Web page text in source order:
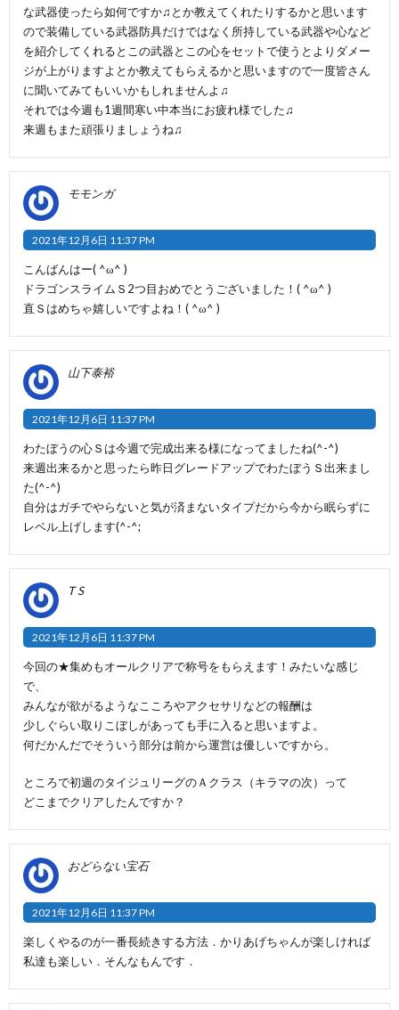
な武器使ったら如何ですか♫とか教えてくれたりするかと思います
ので装備している武器防具だけではなく所持している武器や心など
を紹介してくれるとこの武器とこの心をセットで使うとよりダメー
ジが上がりますよとか教えてもらえるかと思いますので一度皆さん
に聞いてみてもいいかもしれませんよ♫
それでは今週も1週間寒い中本当にお疲れ様でした♫
来週もまた頑張りましょうね♫
モモンガ
2021年12月6日 11:37 PM
こんばんはー( ^ω^ )
ドラゴンスライムＳ2つ目おめでとうございました！( ^ω^ )
直Ｓはめちゃ嬉しいですよね！( ^ω^ )
山下泰裕
2021年12月6日 11:37 PM
わたぼうの心Ｓは今週で完成出来る様になってましたね(^-^)
来週出来るかと思ったら昨日グレードアップでわたぼうＳ出来まし
た(^-^)
自分はガチでやらないと気が済まないタイプだから今から眠らずに
レベル上げします(^-^;
T S
2021年12月6日 11:37 PM
今回の★集めもオールクリアで称号をもらえます！みたいな感じ
で、
みんなが欲がるようなこころやアクセサリなどの報酬は
少しぐらい取りこぼしがあっても手に入ると思いますよ。
何だかんだでそういう部分は前から運営は優しいですから。
ところで初週のタイジュリーグのＡクラス（キラマの次）って
どこまでクリアしたんですか？
おどらない宝石
2021年12月6日 11:37 PM
楽しくやるのが一番長続きする方法．かりあげちゃんが楽しければ
私達も楽しい．そんなもんです．